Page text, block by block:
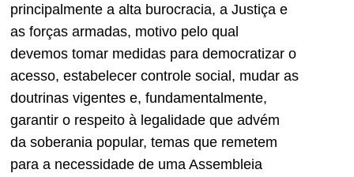
principalmente a alta burocracia, a Justiça e
as forças armadas, motivo pelo qual
devemos tomar medidas para democratizar o
acesso, estabelecer controle social, mudar as
doutrinas vigentes e, fundamentalmente,
garantir o respeito à legalidade que advém
da soberania popular, temas que remetem
para a necessidade de uma Assembleia